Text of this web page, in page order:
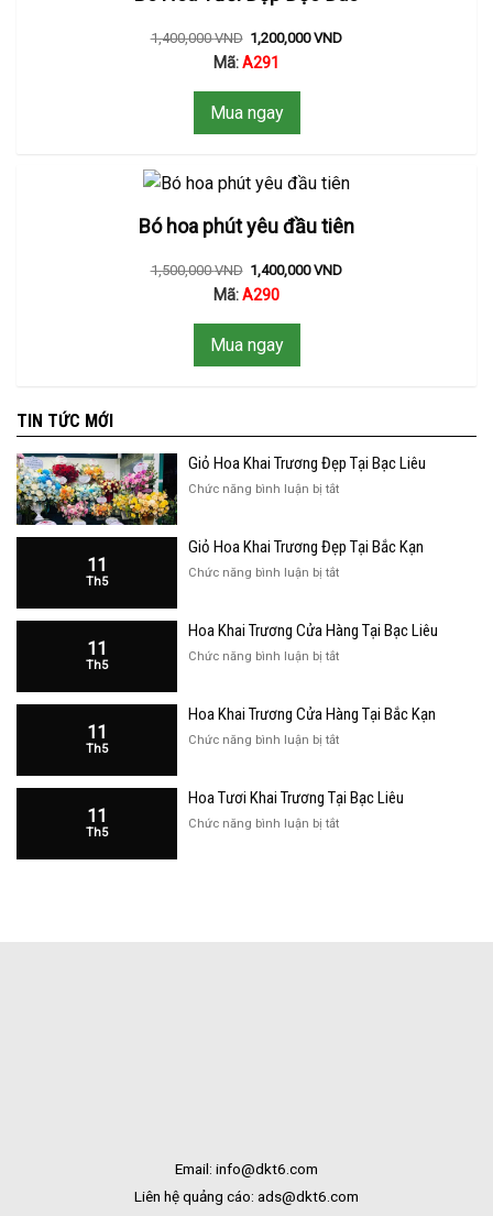
1,400,000VND 1,200,000VND
Mã:A291
Mua ngay
Bó hoa phút yêu đầu tiên
1,500,000VND 1,400,000VND
Mã:A290
Mua ngay
TIN TỨC MỚI
Giỏ Hoa Khai Trương Đẹp Tại Bạc Liêu
Chức năng bình luận bị tắtở
Khai
Đẹp
Liêu
11
Th5
Giỏ Hoa Khai Trương Đẹp Tại Bắc Kạn
Chức năng bình luận bị tắtở
Khai
Đẹp
Kạn
11
Th5
Hoa Khai Trương Cửa Hàng Tại Bạc Liêu
Chức năng bình luận bị tắtở
Trương
Hàng
Liêu
11
Th5
Hoa Khai Trương Cửa Hàng Tại Bắc Kạn
Chức năng bình luận bị tắtở
Trương
Hàng
11
Th5
Hoa Tươi Khai Trương Tại Bạc Liêu
Chức năng bình luận bị tắtở
Email: info@dkt6.com
Liên hệ quảng cáo: ads@dkt6.com